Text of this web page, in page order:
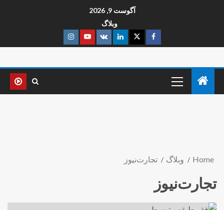
آگوست 9, 2026
وبلاگ
Home وبلاگ تجارت‌نیوز
تجارت‌نیوز